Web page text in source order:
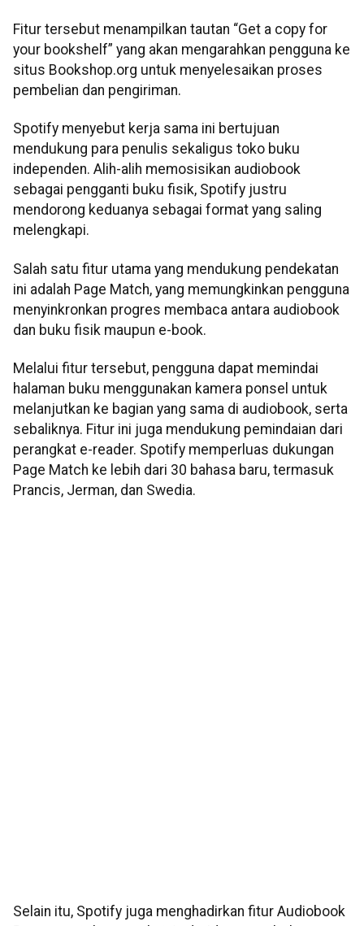
Fitur tersebut menampilkan tautan “Get a copy for
your bookshelf” yang akan mengarahkan pengguna ke
situs Bookshop.org untuk menyelesaikan proses
pembelian dan pengiriman.
Spotify menyebut kerja sama ini bertujuan
mendukung para penulis sekaligus toko buku
independen. Alih-alih memosisikan audiobook
sebagai pengganti buku fisik, Spotify justru
mendorong keduanya sebagai format yang saling
melengkapi.
Salah satu fitur utama yang mendukung pendekatan
ini adalah Page Match, yang memungkinkan pengguna
menyinkronkan progres membaca antara audiobook
dan buku fisik maupun e-book.
Melalui fitur tersebut, pengguna dapat memindai
halaman buku menggunakan kamera ponsel untuk
melanjutkan ke bagian yang sama di audiobook, serta
sebaliknya. Fitur ini juga mendukung pemindaian dari
perangkat e-reader. Spotify memperluas dukungan
Page Match ke lebih dari 30 bahasa baru, termasuk
Prancis, Jerman, dan Swedia.
Selain itu, Spotify juga menghadirkan fitur Audiobook